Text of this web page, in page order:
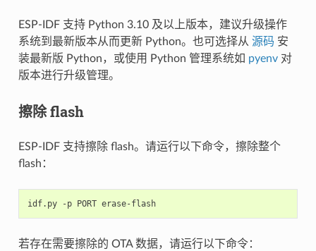
ESP-IDF 支持 Python 3.10 及以上版本，建议升级操作
系统到最新版本从而更新 Python。也可选择从 源码 安
装最新版 Python，或使用 Python 管理系统如 pyenv对
版本进行升级管理。
擦除 flash
ESP-IDF 支持擦除 flash。请运行以下命令，擦除整个
flash：
idf.py -p PORT erase-flash
若存在需要擦除的 OTA 数据，请运行以下命令：